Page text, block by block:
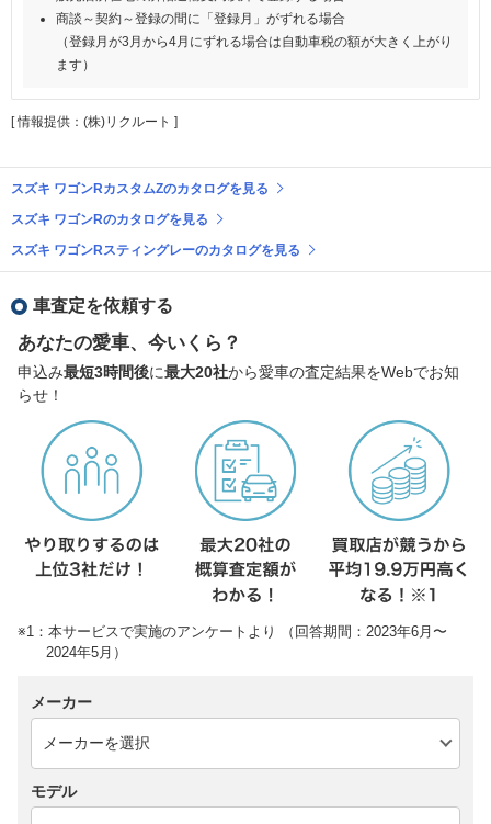
商談～契約～登録の間に「登録月」がずれる場合
（登録月が3月から4月にずれる場合は自動車税の額が大きく上がり
ます）
[ 情報提供：(株)リクルート ]
スズキ ワゴンRカスタムZのカタログを見る
スズキ ワゴンRのカタログを見る
スズキ ワゴンRスティングレーのカタログを見る
車査定を依頼する
あなたの愛車、今いくら？
申込み最短3時間後に最大20社から愛車の査定結果をWebでお知
らせ！
※1：本サービスで実施のアンケートより （回答期間：2023年6月〜
2024年5月）
メーカー
モデル